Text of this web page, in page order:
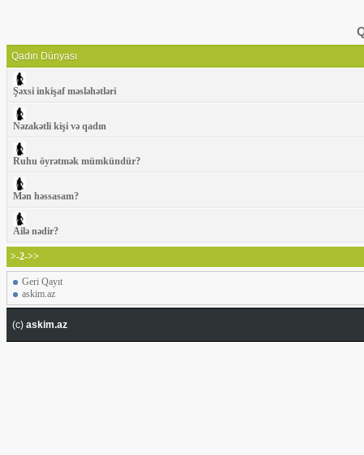
Qadın Dünyası
Şəxsi inkişaf məsləhətləri
Nəzakətli kişi və qadın
Ruhu öyrətmək mümkündür?
Mən həssasam?
Ailə nədir?
>-2->>
Geri Qayıt
askim.az
(c) askim.az